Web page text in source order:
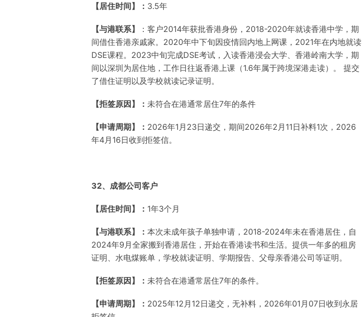
【居住时间】： 3.5年
【与港联系】 ： 客户2014年获批香港身份，2018-2020年就读香港中学，期
间借住香港亲戚家。2020年中下旬因疫情回内地上网课，2021年在内地就读
DSE课程。2023中旬完成DSE考试，入读香港浸会大学、香港岭南大学，期
间以深圳为居住地，工作日往返香港上课（1.6年属于跨境深港走读）。 提交
了借住证明以及学校就读记录证明。
【拒签原因】： 未符合在港通常居住7年的条件
【申请周期】： 2026年1月23日递交，期间2026年2月11日补料1次，2026
年4月16日收到拒签信。
32、成都公司客户
【居住时间】： 1年3个月
【与港联系】： 本次未成年孩子单独申请，2018-2024年未在香港居住，自
2024年9月全家搬到香港居住，开始在香港读书和生活。提供一年多的租房
证明、水电煤账单，学校就读证明、学期报告、父母亲香港公司等证明。
【拒签原因】： 未符合在港通常居住7年的条件。
【申请周期】： 2025年12月12日递交，无补料，2026年01月07日收到永居